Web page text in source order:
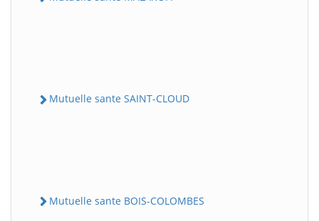
Mutuelle sante SAINT-CLOUD
Mutuelle sante BOIS-COLOMBES